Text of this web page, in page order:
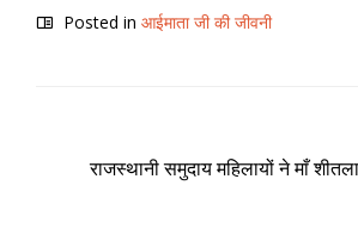
Posted in आईमाता जी की जीवनी
राजस्थानी समुदाय महिलायों ने माँ